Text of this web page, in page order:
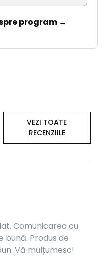
program →
VEZI TOATE
RECENZIILE
Comunicarea cu
Produs de
Vă mulțumesc!